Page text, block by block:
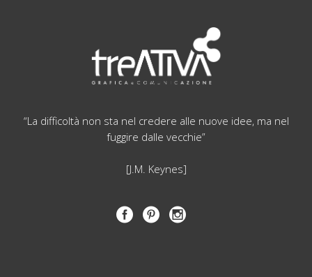
“La difficoltà non sta nel credere alle nuove idee, ma nel
fuggire dalle vecchie”
[J.M. Keynes]